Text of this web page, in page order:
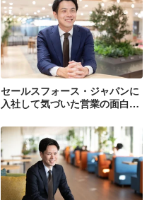
セールスフォース・ジャパンに
入社して気づいた営業の面白さ